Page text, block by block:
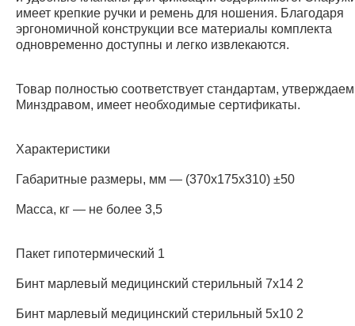
имеет крепкие ручки и ремень для ношения. Благодаря
эргономичной конструкции все материалы комплекта
одновременно доступны и легко извлекаются.
Товар полностью соответствует стандартам,
Минздравом, имеет необходимые сертификаты.
Характеристики
Габаритные размеры, мм — (370х175х310) ±50
Масса, кг — не более 3,5
Пакет гипотермический 1
Бинт марлевый медицинский стерильный 7х14 2
Бинт марлевый медицинский стерильный 5х10 2